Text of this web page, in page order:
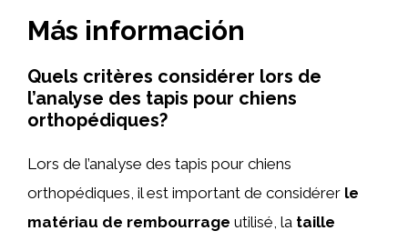
Más información
Quels critères considérer lors de
l’analyse des tapis pour chiens
orthopédiques?
Lors de l’analyse des tapis pour chiens
orthopédiques, il est important de considérer le
matériau de rembourrage utilisé, la taille